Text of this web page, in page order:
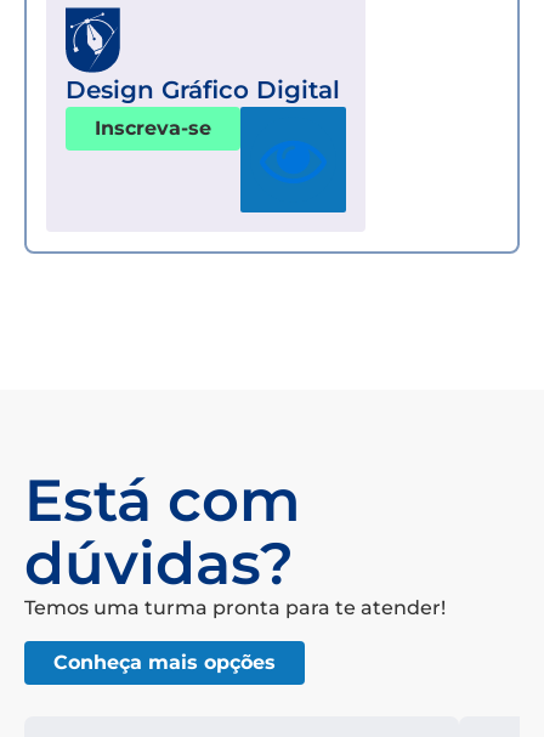
Design Gráfico Digital
Inscreva-se
Está com
dúvidas?
Temos uma turma pronta para te atender!
Conheça mais opções